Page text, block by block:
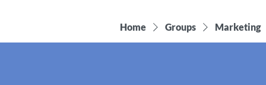
Home Groups Marketing